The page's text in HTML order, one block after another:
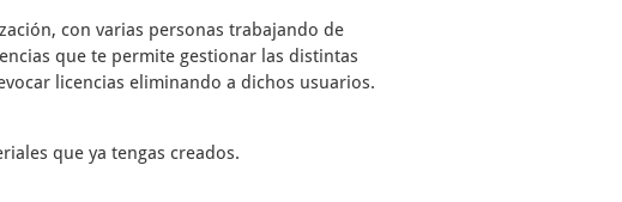
con varias personas trabajando de
que te permite gestionar las distintas
licencias eliminando a dichos usuarios.
que ya tengas creados.